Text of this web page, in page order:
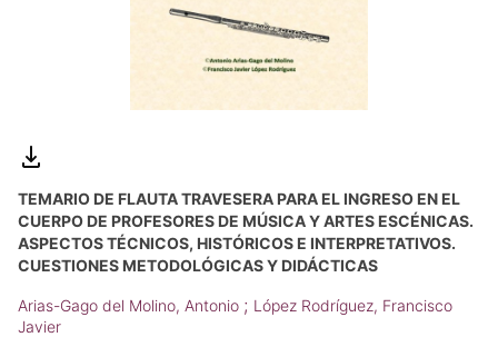
TEMARIO DE FLAUTA TRAVESERA PARA EL INGRESO EN EL
CUERPO DE PROFESORES DE MÚSICA Y ARTES ESCÉNICAS.
ASPECTOS TÉCNICOS, HISTÓRICOS E INTERPRETATIVOS.
CUESTIONES METODOLÓGICAS Y DIDÁCTICAS
Arias-Gago del Molino, Antonio ; López Rodríguez, Francisco
Javier